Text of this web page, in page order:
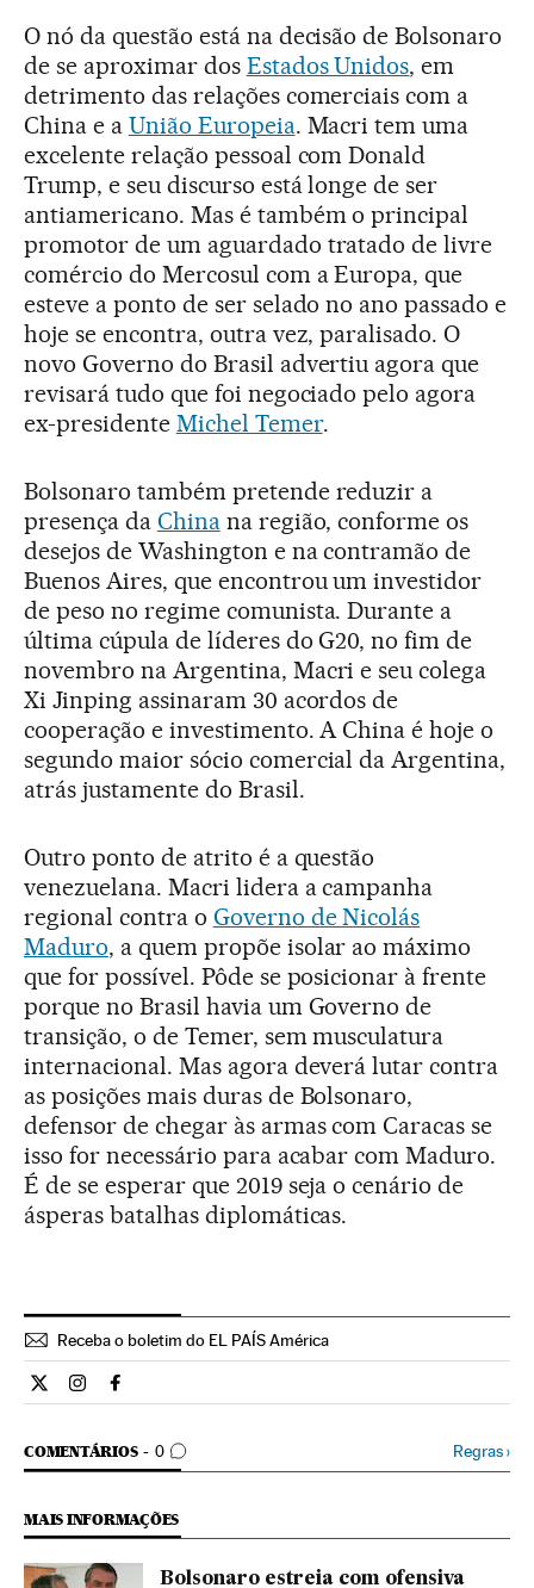
O nó da questão está na decisão de Bolsonaro
de se aproximar dos Estados Unidos, em
detrimento das relações comerciais com a
China e a União Europeia. Macri tem uma
excelente relação pessoal com Donald
Trump, e seu discurso está longe de ser
antiamericano. Mas é também o principal
promotor de um aguardado tratado de livre
comércio do Mercosul com a Europa, que
esteve a ponto de ser selado no ano passado e
hoje se encontra, outra vez, paralisado. O
novo Governo do Brasil advertiu agora que
revisará tudo que foi negociado pelo agora
ex-presidente Michel Temer.
Bolsonaro também pretende reduzir a
presença da Chinana região, conforme os
desejos de Washington e na contramão de
Buenos Aires, que encontrou um investidor
de peso no regime comunista. Durante a
última cúpula de líderes do G20, no fim de
novembro na Argentina, Macri e seu colega
Xi Jinping assinaram 30 acordos de
cooperação e investimento. A China é hoje o
segundo maior sócio comercial da Argentina,
atrás justamente do Brasil.
Outro ponto de atrito é a questão
venezuelana. Macri lidera a campanha
regional contra o Governo de Nicolás
Maduro, a quem propõe isolar ao máximo
que for possível. Pôde se posicionar à frente
porque no Brasil havia um Governo de
transição, o de Temer, sem musculatura
internacional. Mas agora deverá lutar contra
as posições mais duras de Bolsonaro,
defensor de chegar às armas com Caracas se
isso for necessário para acabar com Maduro.
É de se esperar que 2019 seja o cenário de
ásperas batalhas diplomáticas.
Receba o boletim do EL PAÍS América
Internacional El País Brasil en Twitter
Internacional El País Brasil en Instagram
Internacional El País Brasil en Facebook
COMENTÁRIOS 0
COMENTÁRIOS Regras›
MAIS INFORMAÇÕES
Bolsonaro estreia com ofensiva